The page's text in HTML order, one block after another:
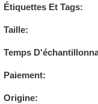
Étiquettes Et Tags:
Taille:
Temps
Paiement:
Origine: